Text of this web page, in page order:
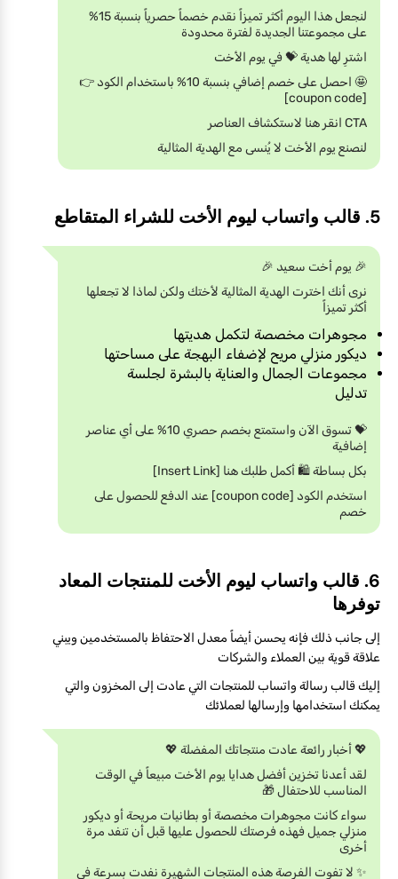
لنجعل هذا اليوم أكثر تميزاً نقدم خصماً حصرياً بنسبة 15%
على مجموعتنا الجديدة لفترة محدودة
اشترِ لها هدية 💝 في يوم الأخت
🤩 احصل على خصم إضافي بنسبة 10% باستخدام الكود 👉
[coupon code]
CTA انقر هنا لاستكشاف العناصر
لنصنع يوم الأخت لا يُنسى مع الهدية المثالية
5. قالب واتساب ليوم الأخت للشراء المتقاطع
🎉 يوم أخت سعيد 🎉
نرى أنك اخترت الهدية المثالية لأختك ولكن لماذا لا تجعلها
أكثر تميزاً
مجوهرات مخصصة لتكمل هديتها
ديكور منزلي مريح لإضفاء البهجة على مساحتها
مجموعات الجمال والعناية بالبشرة لجلسة
تدليل
💝 تسوق الآن واستمتع بخصم حصري 10% على أي عناصر
إضافية
بكل بساطة 🛍️ أكمل طلبك هنا [Insert Link]
استخدم الكود [coupon code] عند الدفع للحصول على
خصم
6. قالب واتساب ليوم الأخت للمنتجات المعاد
توفرها
إلى جانب ذلك فإنه يحسن أيضاً معدل الاحتفاظ بالمستخدمين ويبني
علاقة قوية بين العملاء والشركات
إليك قالب رسالة واتساب للمنتجات التي عادت إلى المخزون والتي
يمكنك استخدامها وإرسالها لعملائك
💖 أخبار رائعة عادت منتجاتك المفضلة 💖
لقد أعدنا تخزين أفضل هدايا يوم الأخت مبيعاً في الوقت
المناسب للاحتفال 🎁
سواء كانت مجوهرات مخصصة أو بطانيات مريحة أو ديكور
منزلي جميل فهذه فرصتك للحصول عليها قبل أن تنفد مرة
أخرى
✨ لا تفوت الفرصة هذه المنتجات الشهيرة نفدت بسرعة في